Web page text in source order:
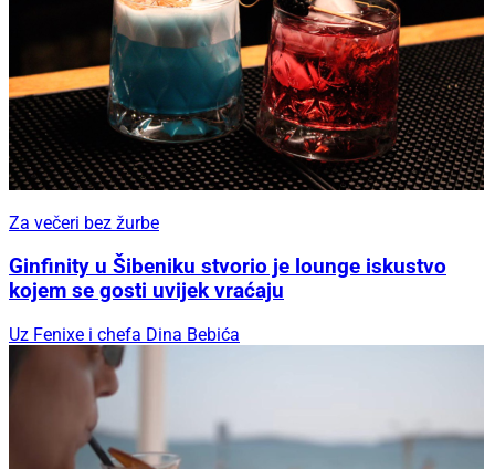
Za večeri bez žurbe
Ginfinity u Šibeniku stvorio je lounge iskustvo
kojem se gosti uvijek vraćaju
Uz Fenixe i chefa Dina Bebića